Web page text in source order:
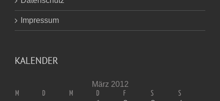
Impressum
KALENDER
März 2012
M D M D F S S